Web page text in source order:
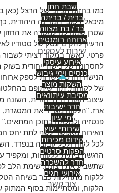
שבת חתן
ברית / בריתה
בר / בת מצווה
ארוחה רומנטית
שירות לעסקים
אירוע עיסקי
כנסים וימי גיבוש
השקות מוצר
מסיבת עיתונאים
חדר ישיבות
ימי עיון
שירותי יעוץ
קידום מכירות
הפקות סרטים
חדר להשכרה
אירועי חגים
צור קשר
כמו בחזונו הציוני של הרצל
מיכאלי) לגבי המדינה היהודית,
שטרן שמנו לנו למטרה את
הרעיון להקים עסק של סטודיו
פרטי. כאשר במקור רציתי
לחסרונה של נישה ייחודית
הנישה הזו כאפשרות לספק
של לקוחות, תוך שיתופם
עיצוב האווירה הייחודית,
ארז. "הלקוח מגדיר את המסגרת,
פנטזיה ולמלאה בתוכן המתאים."
האירוח מאפשר לשף לתת יחס
לכל לקוח ולכל קבוצה בנפרד.
הרגשה ביתית ללקוחות, ומקפיד
שתשביע את רצונם. שימת הלב
ללקוח מתחילות כבר בשיחה
הלקוח, ומסתיימות בסוף